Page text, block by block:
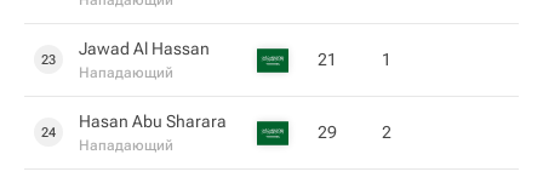
23
Jawad Al Hassan
Нападающий
21 1
24
Hasan Abu Sharara
Нападающий
29 2